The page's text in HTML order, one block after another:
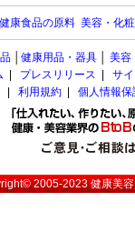
健康食品の原料 美容・化
健康用品・器具 美容
プレスリリース
サ
利用規約 個人情報
2005-2023健康美